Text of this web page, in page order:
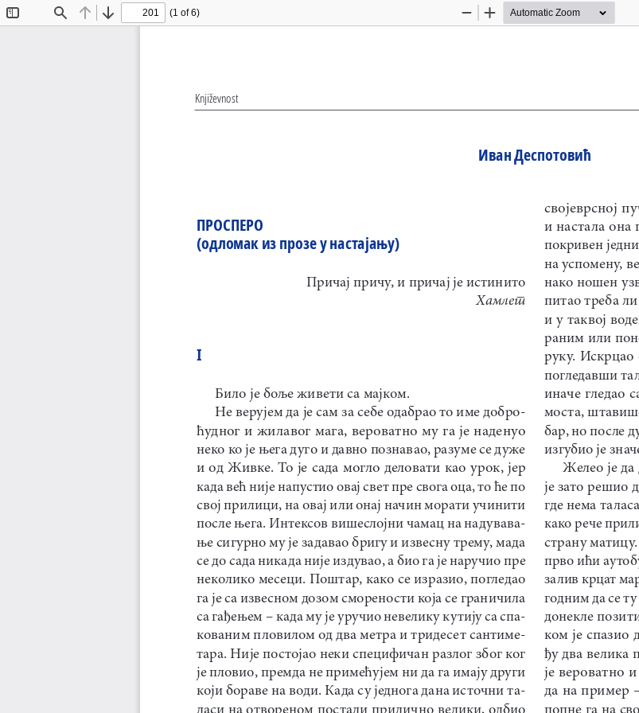
Find Previous
Next
(1 of 6)
Zoom
Zoom
Književnost
Иван Деспотовић
ПРОСПЕРО
(одломак из прозе у настајању)
Причај причу, и причај је истинито
Хамлет
I
Било је боље живети са мајком.
Не верујем да је сам за себе одабрао то име добро-
ћудног и жилавог мага, вероватно му га је наденуо
неко ко је њега дуго и давно познавао, разуме се дуже
и од Живке. То је сада могло деловати као урок, јер
када већ није напустио овај свет пре свога оца, то ће по
свој прилици, на овај или онај начин морати учинити
после њега. Интексов вишеслојни чамац на надувава-
ње сигурно му је задавао бригу и извесну трему, мада
се до сада никада није издувао, а био га је наручио пре
неколико месеци. Поштар, како се изразио, погледао
га је са извесном дозом сморености која се граничила
са гађењем – када му је уручио невелику кутију са спа-
кованим пловилом од два метра и тридесет сантиме-
тара. Није постојао неки специфичан разлог због ког
је пловио, премда не примећујем ни да га имају други
који бораве на води. Када су једнога дана источни та-
ласи на отвореном постали прилично велики, одбио
својеврсној
и настала она
покривен
на успомену,
нако ношен
питао треба
и у таквој
раним или
руку. Искрцао
погледавши
иначе гледао
моста,
бар, но после
изгубио је
Желео је да
је зато решио
где нема
како рече
страну
прво ићи
залив крцат
годним да се
донекле
ком је спазио
ђу два велика
је вероватно
да на пример
попне га на